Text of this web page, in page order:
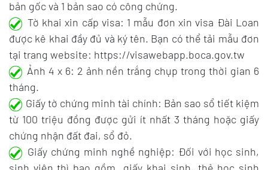
bản gốc và 1 bản sao có công chứng.
Tờ khai xin cấp visa: 1 mẫu đơn xin visa Đài Loan
được kê khai đầy đủ và ký tên. Bạn có thể tải mẫu đơn
tại trang website: https://visawebapp.boca.gov.tw
Ảnh 4 x 6: 2 ảnh nền trắng chụp trong thời gian 6
tháng.
Giấy tờ chứng minh tài chính: Bản sao sổ tiết kiệm
từ 100 triệu đồng được gửi ít nhất 3 tháng hoặc giấy
chứng nhận đất đai, sổ đỏ.
Giấy chứng minh nghề nghiệp: Đối với học sinh,